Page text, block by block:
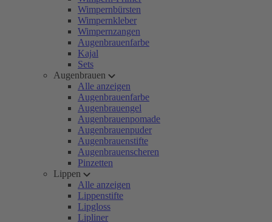
Wimpernbürsten
Wimpernkleber
Wimpernzangen
Augenbrauenfarbe
Kajal
Sets
Augenbrauen
Alle anzeigen
Augenbrauenfarbe
Augenbrauengel
Augenbrauenpomade
Augenbrauenpuder
Augenbrauenstifte
Augenbrauenscheren
Pinzetten
Lippen
Alle anzeigen
Lippenstifte
Lipgloss
Lipliner